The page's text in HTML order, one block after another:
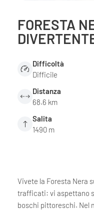
FORESTA
Difficoltà
Difficile
Distanza
68.6 km
Salita
1490 m
Vivete la Foresta Nera
trafficati: vi aspettano
boschi pittoreschi. Nel